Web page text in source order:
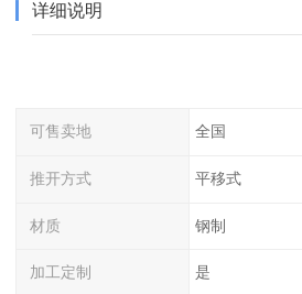
详细说明
可售卖地 全国
推开方式 平移式
材质 钢制
加工定制 是